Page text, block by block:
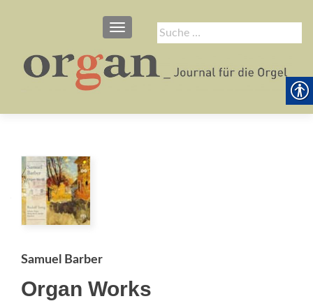
Suche
nach:
SCHALTE NAVIGATION
Samuel Barber
Organ Works